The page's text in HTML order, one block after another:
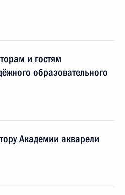
и гостям
образовательного
Академии акварели